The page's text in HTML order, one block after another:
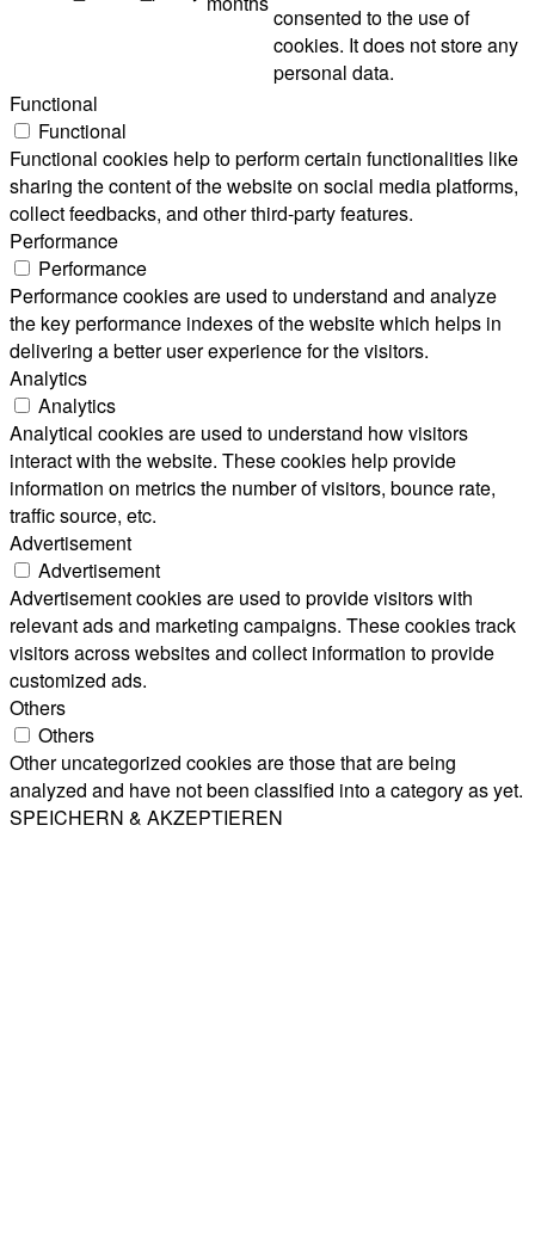
consented to the use of
cookies. It does not store any
personal data.
Functional
Functional
Functional cookies help to perform certain functionalities like
sharing the content of the website on social media platforms,
collect feedbacks, and other third-party features.
Performance
Performance
Performance cookies are used to understand and analyze
the key performance indexes of the website which helps in
delivering a better user experience for the visitors.
Analytics
Analytics
Analytical cookies are used to understand how visitors
interact with the website. These cookies help provide
information on metrics the number of visitors, bounce rate,
traffic source, etc.
Advertisement
Advertisement
Advertisement cookies are used to provide visitors with
relevant ads and marketing campaigns. These cookies track
visitors across websites and collect information to provide
customized ads.
Others
Others
Other uncategorized cookies are those that are being
analyzed and have not been classified into a category as yet.
SPEICHERN & AKZEPTIEREN